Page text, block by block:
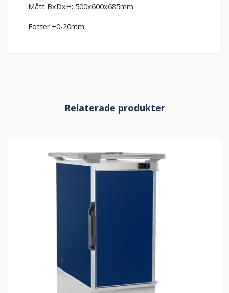
Mått BxDxH: 500x600x685mm
Fötter +0-20mm